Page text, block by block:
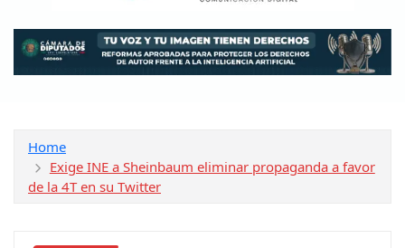
Home
Exige INE a Sheinbaum eliminar propaganda a favor
de la 4T en su Twitter